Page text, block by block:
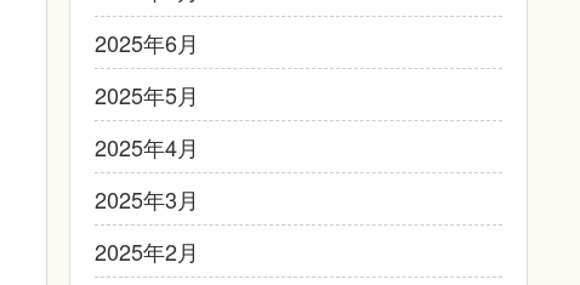
2025年6月
2025年5月
2025年4月
2025年3月
2025年2月